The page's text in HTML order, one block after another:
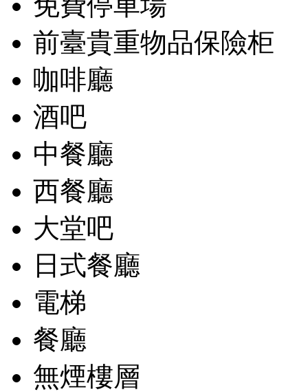
前臺貴重物品保險柜
咖啡廳
酒吧
中餐廳
西餐廳
大堂吧
日式餐廳
電梯
餐廳
無煙樓層